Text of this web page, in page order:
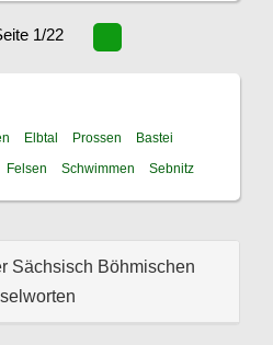
1/22
Elbtal Prossen
Bastei
Felsen Schwimmen Sebnitz
Sächsisch Böhmischen